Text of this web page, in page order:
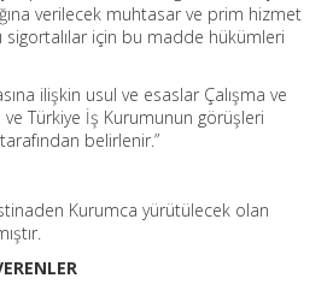
verilecek muhtasar ve prim hizmet
sigortalılar için bu madde hükümleri
ilişkin usul ve esaslar Çalışma ve
ve Türkiye İş Kurumunun görüşleri
belirlenir.”
Kurumca yürütülecek olan